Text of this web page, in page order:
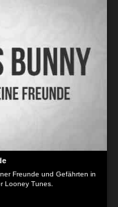
Freunde und Gefährten in
Looney Tunes.